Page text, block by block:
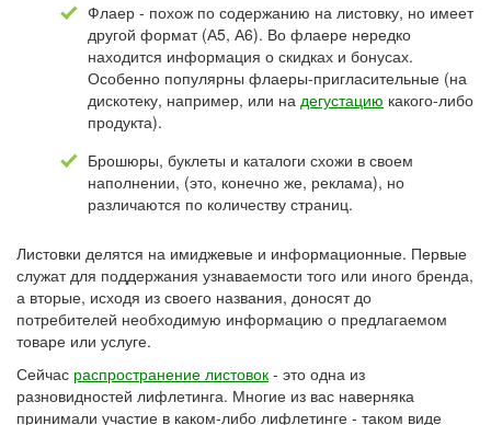
Флаер - похож по содержанию на листовку, но имеет
другой формат (А5, А6). Во флаере нередко
находится информация о скидках и бонусах.
Особенно популярны флаеры-пригласительные (на
дискотеку, например, или на дегустацию какого-либо
продукта).
Брошюры, буклеты и каталоги схожи в своем
наполнении, (это, конечно же, реклама), но
различаются по количеству страниц.
Листовки делятся на имиджевые и информационные. Первые
служат для поддержания узнаваемости того или иного бренда,
а вторые, исходя из своего названия, доносят до
потребителей необходимую информацию о предлагаемом
товаре или услуге.
Сейчас распространение листовок - это одна из
разновидностей лифлетинга. Многие из вас наверняка
принимали участие в каком-либо лифлетинге - таком виде